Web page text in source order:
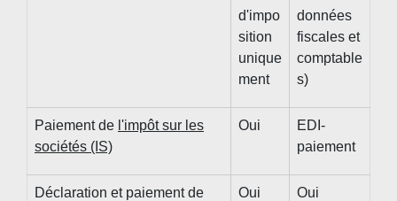
d'impo
sition
unique
ment
données
fiscales et
comptable
s)
Paiement de l'impôt sur les
sociétés (IS)
Oui
EDI-
paiement
Déclaration et paiement de
Oui Oui